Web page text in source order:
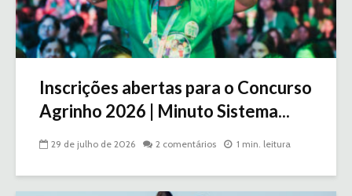
Inscrições abertas para o Concurso
Agrinho 2026 | Minuto Sistema...
29 de julho de 2026 2 comentários 1 min. leitura